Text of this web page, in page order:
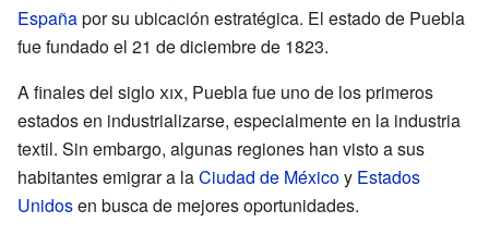
Españapor su ubicación estratégica. El estado de Puebla
fue fundado el 21 de diciembre de 1823.
A finales del sigloxix, Puebla fue uno de los primeros
estados en industrializarse, especialmente en la industria
textil. Sin embargo, algunas regiones han visto a sus
habitantes emigrar a laCiudad de Méxicoy Estados
Unidosen busca de mejores oportunidades.